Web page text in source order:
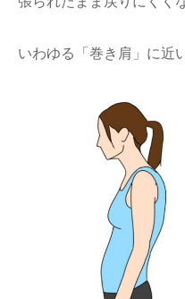
いわゆる「巻き肩」に近